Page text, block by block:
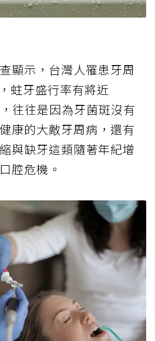
顯示，台灣人罹患牙周
蛀牙盛行率有將近
往往是因為牙菌斑沒有
康的大敵牙周病，還有
與缺牙這類隨著年紀增
腔危機。